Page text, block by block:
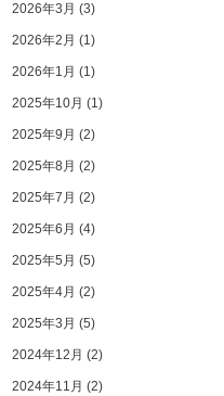
2026年3月 (3)
2026年2月 (1)
2026年1月 (1)
2025年10月 (1)
2025年9月 (2)
2025年8月 (2)
2025年7月 (2)
2025年6月 (4)
2025年5月 (5)
2025年4月 (2)
2025年3月 (5)
2024年12月 (2)
2024年11月 (2)